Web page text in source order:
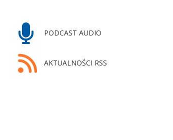
PODCAST AUDIO
AKTUALNOŚCI RSS